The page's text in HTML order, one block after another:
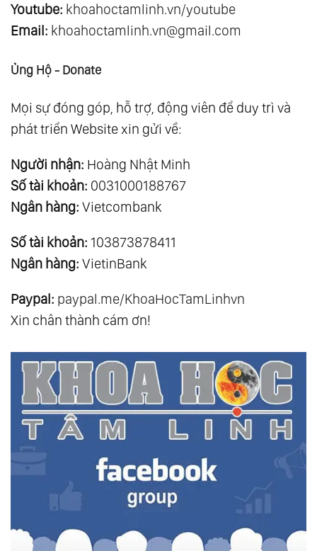
Youtube: khoahoctamlinh.vn/youtube
Email: khoahoctamlinh.vn@gmail.com
Ủng Hộ - Donate
Mọi sự đóng góp, hỗ trợ, động viên để duy trì và
phát triển Website xin gửi về:
Người nhận: Hoàng Nhật Minh
Số tài khoản: 0031000188767
Ngân hàng: Vietcombank
Số tài khoản: 103873878411
Ngân hàng: VietinBank
Paypal: paypal.me/KhoaHocTamLinhvn
Xin chân thành cám ơn!